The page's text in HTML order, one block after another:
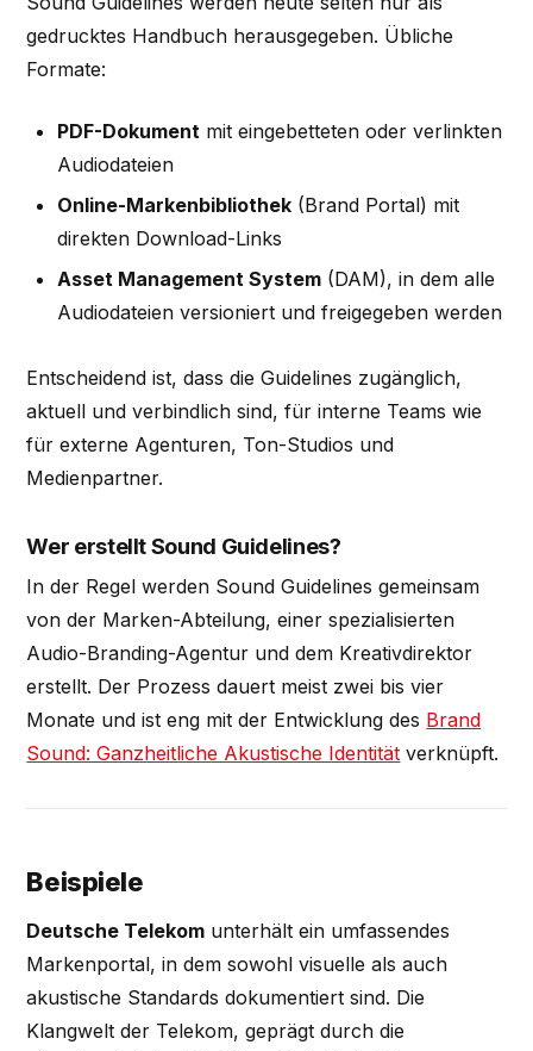
gedrucktes Handbuch herausgegeben. Übliche
Formate:
PDF-Dokument mit eingebetteten oder verlinkten
Audiodateien
Online-Markenbibliothek(Brand Portal) mit
direkten Download-Links
Asset Management System(DAM), in dem alle
Audiodateien versioniert und freigegeben werden
Entscheidend ist, dass die Guidelines zugänglich,
aktuell und verbindlich sind, für interne Teams wie
für externe Agenturen, Ton-Studios und
Medienpartner.
Wer erstellt Sound Guidelines?
In der Regel werden Sound Guidelines gemeinsam
von der Marken-Abteilung, einer spezialisierten
Audio-Branding-Agentur und dem Kreativdirektor
erstellt. Der Prozess dauert meist zwei bis vier
Monate und ist eng mit der Entwicklung des Brand
Sound: Ganzheitliche Akustische Identität verknüpft.
Beispiele
Deutsche Telekom unterhält ein umfassendes
Markenportal, in dem sowohl visuelle als auch
akustische Standards dokumentiert sind. Die
Klangwelt der Telekom, geprägt durch die